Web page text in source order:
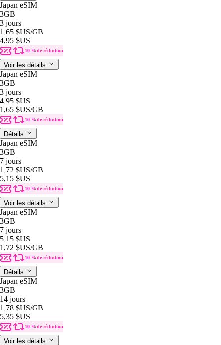
Japan eSIM
3GB
3 jours
1,65 $US/GB
4,95 $US
10 % de réduction
Voir les détails
Japan eSIM
3GB
3 jours
4,95 $US
1,65 $US/GB
10 % de réduction
Détails
Japan eSIM
3GB
7 jours
1,72 $US/GB
5,15 $US
10 % de réduction
Voir les détails
Japan eSIM
3GB
7 jours
5,15 $US
1,72 $US/GB
10 % de réduction
Détails
Japan eSIM
3GB
14 jours
1,78 $US/GB
5,35 $US
10 % de réduction
Voir les détails